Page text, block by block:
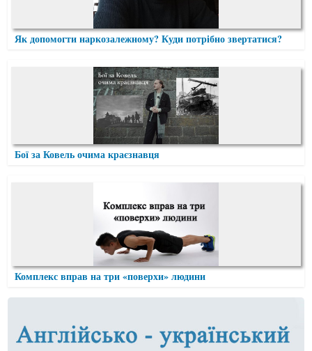
Як допомогти наркозалежному? Куди потрібно звертатися?
Бої за Ковель очима краєзнавця
Комплекс вправ на три «поверхи» людини